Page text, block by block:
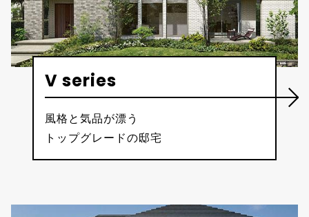
V series
風格と気品が漂う
トップグレードの邸宅